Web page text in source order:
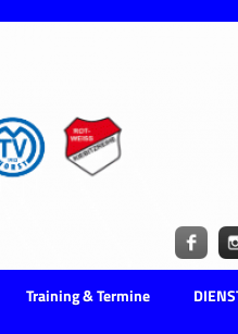
Training & Termine